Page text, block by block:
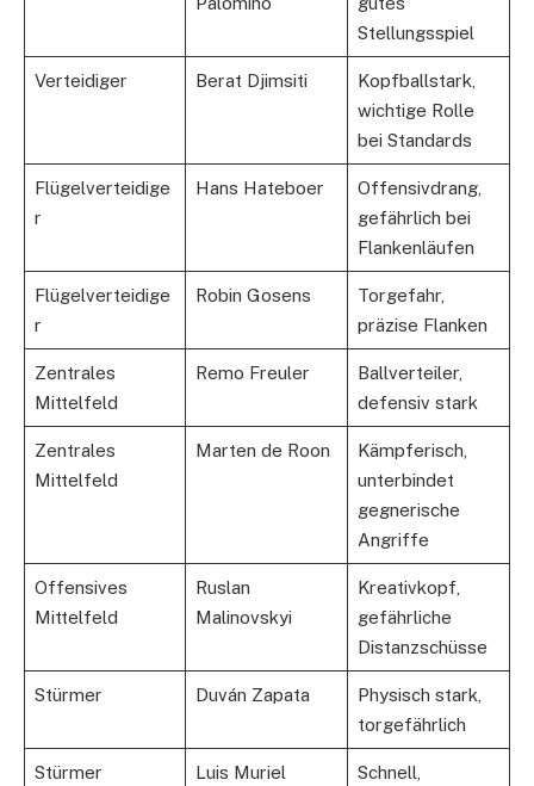
Stellungsspiel
Verteidiger Berat Djimsiti
Kopfballstark,
wichtige Rolle
bei Standards
Flügelverteidige
r
Hans Hateboer
Offensivdrang,
gefährlich bei
Flankenläufen
Flügelverteidige
r
Robin Gosens
Torgefahr,
präzise Flanken
Zentrales
Mittelfeld
Remo Freuler
Ballverteiler,
defensiv stark
Zentrales
Mittelfeld
Marten de Roon
Kämpferisch,
unterbindet
gegnerische
Angriffe
Offensives
Mittelfeld
Ruslan
Malinovskyi
Kreativkopf,
gefährliche
Distanzschüsse
Stürmer Duván Zapata
Physisch stark,
torgefährlich
Stürmer Luis Muriel
Schnell,